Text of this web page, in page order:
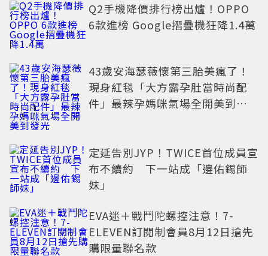
Q2手機降價排行榜出爐！OPPO
6款進榜 Google摺疊機狂降1.4萬
43歲安海瑟薇懷第三胎美瘋了！
現身紅毯「大方露孕肚當時尚配
件」最辣孕媽咪氣場全開美到發
定延告別JYP！TWICE首位成員宣
布不續約 下一站成「邊佑錫師
妹」
EVA迷＋戰鬥陀螺控注意！7-
ELEVEN訂閱制會員8月12日搶先
購限量聯名款